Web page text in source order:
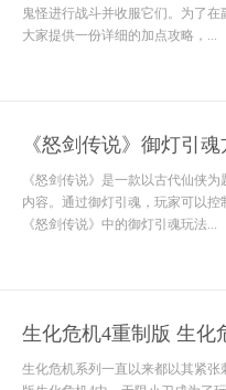
鬼怪进行战斗并收服它们。为了
大家提供一份详细的加点攻略，...
《怒剑传说》御灯引
《怒剑传说》是一款以古代仙侠
内容。通过御灯引魂，玩家可以
《怒剑传说》中的御灯引魂玩法...
生化危机4重制版 生化
生化危机系列一直以来都以其紧